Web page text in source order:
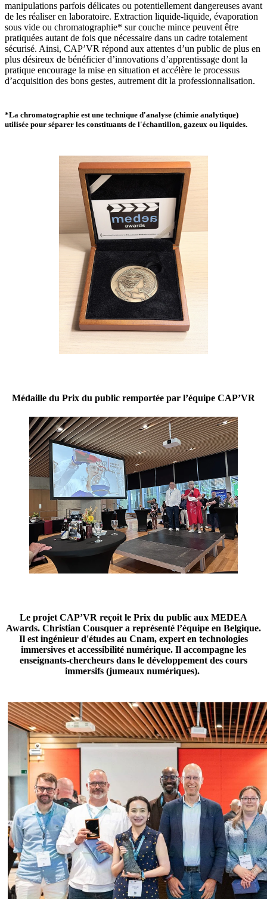
manipulations parfois délicates ou potentiellement dangereuses avant
de les réaliser en laboratoire. Extraction liquide-liquide, évaporation
sous vide ou chromatographie* sur couche mince peuvent être
pratiquées autant de fois que nécessaire dans un cadre totalement
sécurisé. Ainsi, CAP’VR répond aux attentes d’un public de plus en
plus désireux de bénéficier d’innovations d’apprentissage dont la
pratique encourage la mise en situation et accélère le processus
d’acquisition des bons gestes, autrement dit la professionnalisation.
*La chromatographie est une technique d'analyse (chimie analytique)
utilisée pour séparer les constituants de l'échantillon, gazeux ou liquides.
Médaille du Prix du public remportée par l’équipe CAP’VR
Le projet CAP’VR reçoit le Prix du public aux MEDEA
Awards. Christian Cousquer a représenté l’équipe en Belgique.
Il est ingénieur d'études au Cnam, expert en technologies
immersives et accessibilité numérique. Il accompagne les
enseignants-chercheurs dans le développement des cours
immersifs (jumeaux numériques).